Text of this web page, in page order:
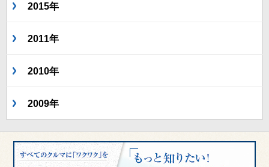
2015年
2011年
2010年
2009年